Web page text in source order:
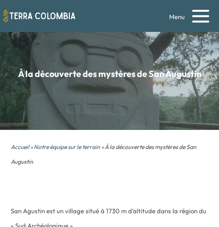
Menu
À la découverte des mystères de San Augustin
Accueil»Notre équipe sur le terrain » À la découverte des mystères de San
Augustin
San Agustin est un village situé à 1730 m d’altitude dans la région du